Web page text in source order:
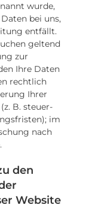
wurde,
bei uns,
entfällt.
geltend
zur
Ihre Daten
rechtlich
Ihrer
B. steuer-
im
nach
den
Website